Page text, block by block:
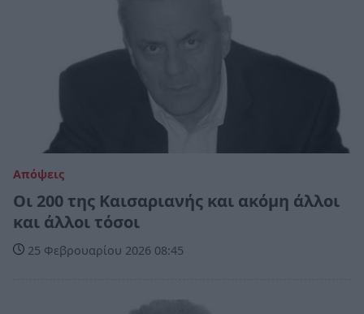
Απόψεις
Οι 200 της Καισαριανής και ακόμη άλλοι
και άλλοι τόσοι
25 Φεβρουαρίου 2026 08:45